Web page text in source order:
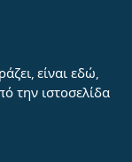
είναι εδώ,
την ιστοσελίδα